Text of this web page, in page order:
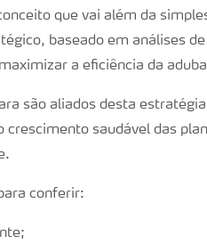
que vai além da
baseado em análises
a eficiência da
são aliados desta
crescimento saudável das
conferir: